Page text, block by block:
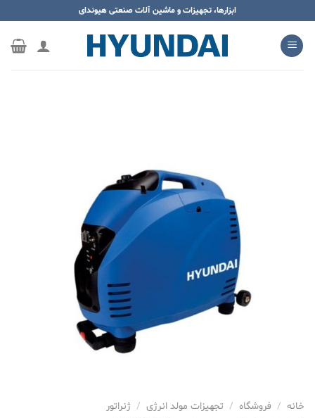
محتوا
بروید
ابزارها، تجهیزات و ماشین آلات صنعتی هیوندای
خانه / فروشگاه / تجهیزات مولد انرژی / ژنراتور